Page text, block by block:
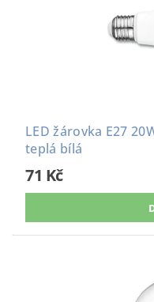
LED žárovka E27
teplá bílá
71 Kč